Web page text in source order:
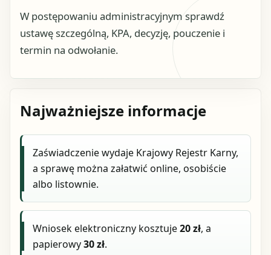
W postępowaniu administracyjnym sprawdź
ustawę szczególną, KPA, decyzję, pouczenie i
termin na odwołanie.
Najważniejsze informacje
Zaświadczenie wydaje Krajowy Rejestr Karny,
a sprawę można załatwić online, osobiście
albo listownie.
Wniosek elektroniczny kosztuje20 zł, a
papierowy30 zł.